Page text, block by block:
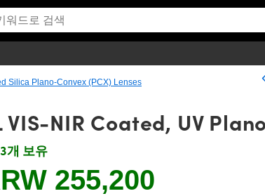
Silica Plano-Convex (PCX) Lenses
NIR Coated, UV
3개 보유
minus buttons to adjust the quantity.
255,200